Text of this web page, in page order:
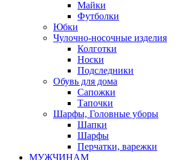
Майки
Футболки
Юбки
Чулочно-носочные изделия
Колготки
Носки
Подследники
Обувь для дома
Сапожки
Тапочки
Шарфы, Головные уборы
Шапки
Шарфы
Перчатки, варежки
МУЖЧИНАМ